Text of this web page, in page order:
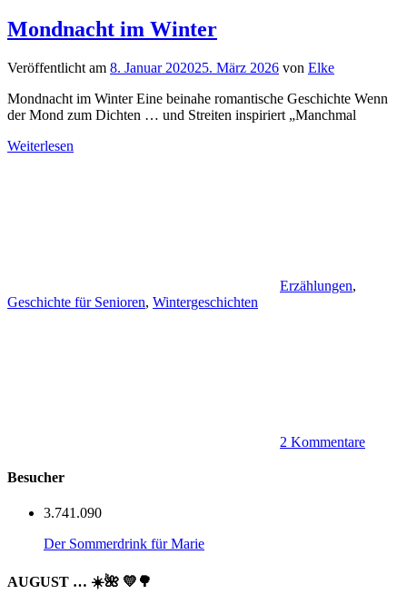
Mondnacht im Winter
Veröffentlicht am 8. Januar 202025. März 2026 von Elke
Mondnacht im Winter Eine beinahe romantische Geschichte Wenn
der Mond zum Dichten … und Streiten inspiriert „Manchmal
Weiterlesen
Erzählungen,
Geschichte für Senioren, Wintergeschichten
2 Kommentare
Besucher
3.741.090
Der Sommerdrink für Marie
AUGUST … ☀️🌺 💛🌳